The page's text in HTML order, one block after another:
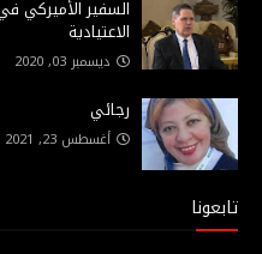
السفير الأميركي
الاعتيادية
ديسمبر 03, 2020
رجائي
أغسطس 23, 2021
تابعونا